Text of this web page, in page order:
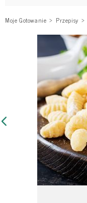
Moje Gotowanie Przepisy